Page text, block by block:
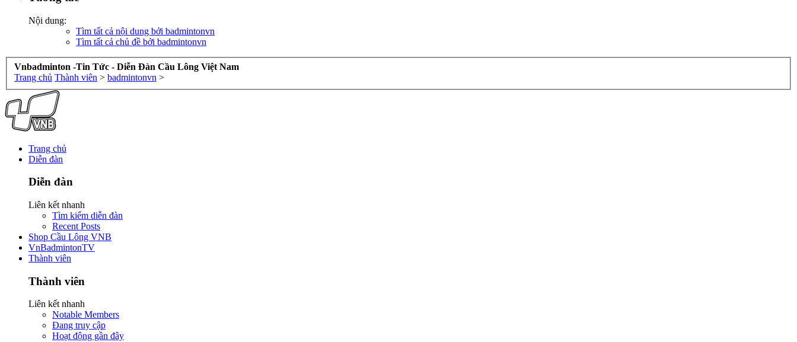
Nội dung:
Tìm tất cả nội dung bởi badmintonvn
Tìm tất cả chủ đề bởi badmintonvn
Vnbadminton -Tin Tức - Diễn Đàn Cầu Lông Việt Nam
Trang chủ Thành viên > badmintonvn >
Trang chủ
Diễn đàn
Diễn đàn
Liên kết nhanh
Tìm kiếm diễn đàn
Recent Posts
Shop Cầu Lông VNB
VnBadmintonTV
Thành viên
Thành viên
Liên kết nhanh
Notable Members
Đang truy cập
Hoạt động gần đây